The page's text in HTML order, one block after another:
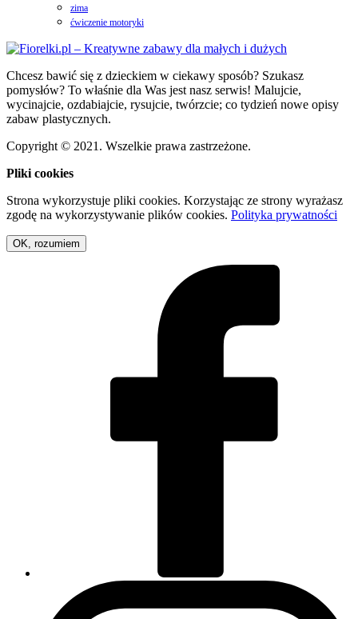
zima
ćwiczenie motoryki
Chcesz bawić się z dzieckiem w ciekawy sposób? Szukasz
pomysłów? To właśnie dla Was jest nasz serwis! Malujcie,
wycinajcie, ozdabiajcie, rysujcie, twórzcie; co tydzień nowe opisy
zabaw plastycznych.
Copyright © 2021. Wszelkie prawa zastrzeżone.
Pliki cookies
Strona wykorzystuje pliki cookies. Korzystając ze strony wyrażasz
zgodę na wykorzystywanie plików cookies. Polityka prywatności
OK, rozumiem